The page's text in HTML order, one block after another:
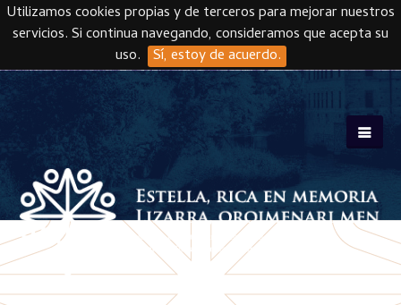
Utilizamos cookies propias y de terceros para mejorar nuestros
servicios. Si continua navegando, consideramos que acepta su
uso. Sí, estoy de acuerdo.
Skip to main content